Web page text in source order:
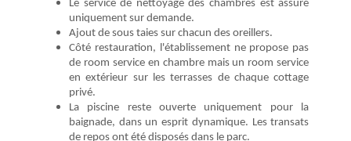
Le service de nettoyage des chambres est assuré
uniquement sur demande.
Ajout de sous taies sur chacun des oreillers.
Côté restauration, l'établissement ne propose pas
de room service en chambre mais un room service
en extérieur sur les terrasses de chaque cottage
privé.
La piscine reste ouverte uniquement pour la
baignade, dans un esprit dynamique. Les transats
de repos ont été disposés dans le parc.